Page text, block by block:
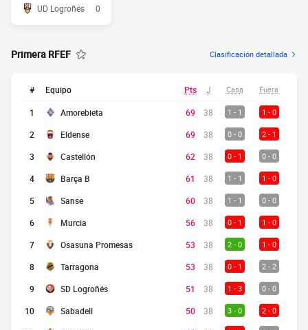
UD Logroñés
0
Primera RFEF Clasificación detallada
# Equipo Pts J Casa Fuera
1 Amorebieta 69 38 1 - 1 1 - 0
2 Eldense 69 38 0 - 0 2 - 1
3 Castellón 62 38 0 - 1 0 - 0
4 Barça B 61 38 1 - 1 1 - 0
5 Sanse 60 38 1 - 1 0 - 0
6 Murcia 56 38 0 - 1 1 - 0
7 Osasuna Promesas 53 38 2 - 0 1 - 0
8 Tarragona 53 38 0 - 1 2 - 2
9 SD Logroñés 51 38 1 - 3 0 - 0
10 Sabadell 50 38 3 - 0 2 - 0